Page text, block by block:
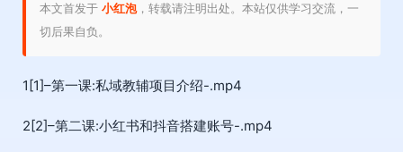
本文首发于 小红泡，转载请注明出处。本站仅供学习交流，一
切后果自负。
1[1]–第一课:私域教辅项目介绍-.mp4
2[2]–第二课:小红书和抖音搭建账号-.mp4